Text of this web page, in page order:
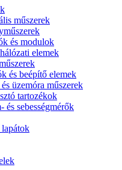
műszerek
és modulok
elemek
és beépítő elemek
üzemóra műszerek
tartozékok
sebességmérők